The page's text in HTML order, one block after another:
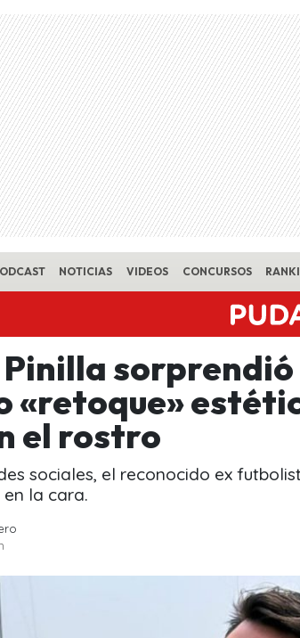
NOTICIAS VIDEOS CONCURSOS
sorprendió
«retoque»
el rostro
sociales, el reconocido ex
la cara.